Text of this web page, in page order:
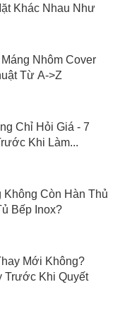
Khác Nhau Như
Nhôm Cover
Từ A->Z
Chỉ Hỏi Giá - 7
Khi Làm...
Còn Hàn Thủ
Bếp Inox?
Mới Không?
Trước Khi Quyết